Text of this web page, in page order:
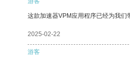
这款加速器VPM应用程序已经为我们
2025-02-22
游客